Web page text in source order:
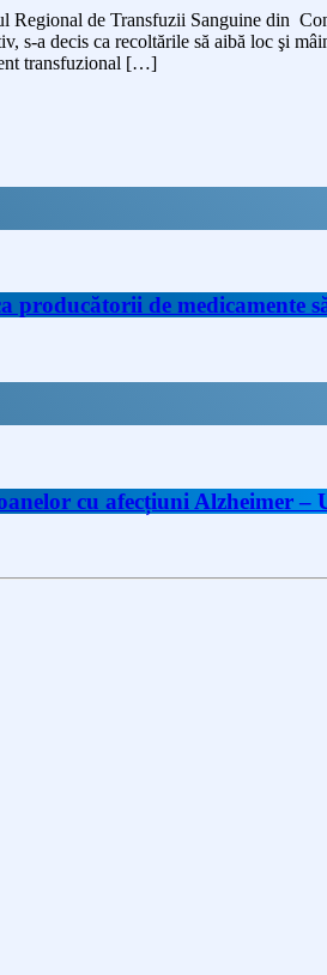
Regional de Transfuzii Sanguine din
s-a decis ca recoltările să aibă loc şi
transfuzional […]
de medicamente
cu afecțiuni Alzheimer –